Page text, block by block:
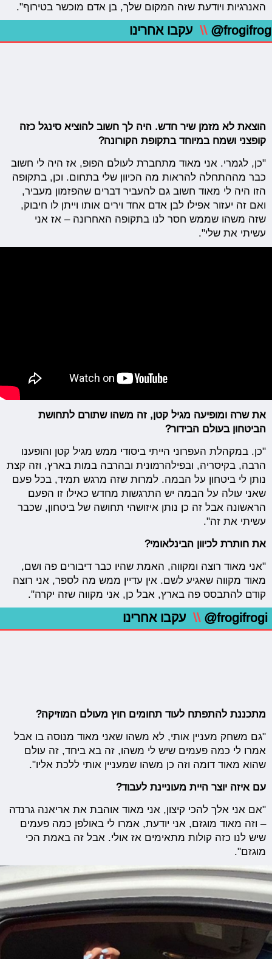
האנרגיות ויודעת שזה המקום שלך, בן אדם מוכשר בטירוף".
\\ עקבו אחרינו
הוצאת לא מזמן שיר חדש. היה לך חשוב להוציא סינגל כזה
קופצני ושמח במיוחד בתקופת הקורונה?
"כן, לגמרי. אני מאוד מתחברת לעולם הפופ, אז היה לי חשוב
כבר מההתחלה להראות מה הכיוון שלי בתחום. וכן, בתקופה
הזו היה לי מאוד חשוב גם להעביר דברים שהפזמון מעביר,
ואם זה יעזור אפילו לבן אדם אחד וירים אותו וייתן לו חיבוק,
שזה משהו שממש חסר לנו בתקופה האחרונה – אז אני
עשיתי את שלי".
את שרה ומופיעה מגיל קטן, זה משהו שתורם לתחושת
הביטחון בעולם הבידור?
"כן. במקהלת העפרוני הייתי ביסודי ממש מגיל קטן והופענו
הרבה, בקיסריה, ובפילהרמונית ובהרבה במות בארץ, וזה קצת
נותן לי ביטחון על הבמה. למרות שזה מרגש תמיד, בכל פעם
שאני עולה על הבמה יש התרגשות מחדש כאילו זו הפעם
הראשונה אבל זה כן נותן איזושהי תחושה של ביטחון, שכבר
עשיתי את זה".
את חותרת לכיוון הבינלאומי?
"אני מאוד רוצה ומקווה, האמת שהיו כבר דיבורים פה ושם,
מאוד מקווה שאגיע לשם. אין עדיין ממש מה לספר, אני רוצה
קודם להתבסס פה בארץ, אבל כן, אני מקווה שזה יקרה".
@frogifrogi
\\ עקבו אחרינו
מתכננת להתפתח לעוד תחומים חוץ מעולם המוזיקה?
"גם משחק מעניין אותי, לא משהו שאני מאוד מנוסה בו אבל
אמרו לי כמה פעמים שיש לי משהו, זה בא ביחד, זה עולם
שהוא מאוד דומה וזה כן משהו שמעניין אותי ללכת אליו".
עם איזה יוצר היית מעוניינת לעבוד?
"אם אני אלך להכי קיצון, אני מאוד אוהבת את אריאנה גרנדה
– וזה מאוד מוגזם, אני יודעת, אמרו לי באולפן כמה פעמים
שיש לנו כזה קולות מתאימים אז אולי. אבל זה באמת הכי
מוגזם".